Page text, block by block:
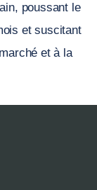
poussant le
et suscitant
et à la